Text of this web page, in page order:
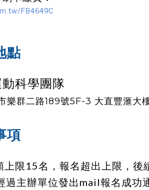
FB4649C
點
科學團隊
樂群二路189號5F-3 大直豐滙大
項
上限15名，報名超出上限，後
過主辦單位發出mail報名成功